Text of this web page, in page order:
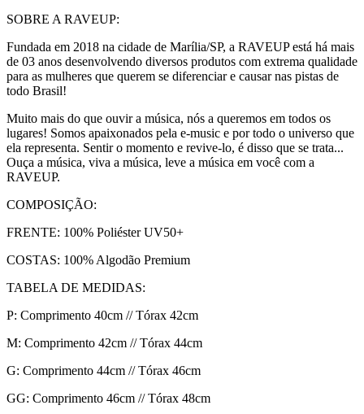
SOBRE A RAVEUP:
Fundada em 2018 na cidade de Marília/SP, a RAVEUP está há mais
de 03 anos desenvolvendo diversos produtos com extrema qualidade
para as mulheres que querem se diferenciar e causar nas pistas de
todo Brasil!
Muito mais do que ouvir a música, nós a queremos em todos os
lugares! Somos apaixonados pela e-music e por todo o universo que
ela representa. Sentir o momento e revive-lo, é disso que se trata...
Ouça a música, viva a música, leve a música em você com a
RAVEUP.
COMPOSIÇÃO:
FRENTE: 100% Poliéster UV50+
COSTAS: 100% Algodão Premium
TABELA DE MEDIDAS:
P: Comprimento 40cm // Tórax 42cm
M: Comprimento 42cm // Tórax 44cm
G: Comprimento 44cm // Tórax 46cm
GG: Comprimento 46cm // Tórax 48cm